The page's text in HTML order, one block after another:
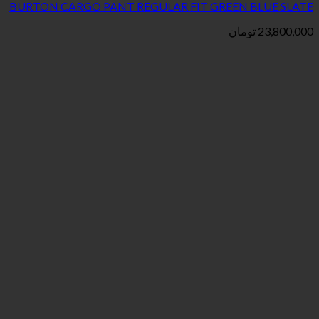
BURTON CARGO PANT REGULAR FIT